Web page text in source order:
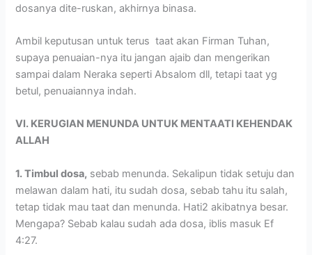
dosanya dite-ruskan, akhirnya binasa.
Ambil keputusan untuk terus taat akan Firman Tuhan,
supaya penuaian-nya itu jangan ajaib dan mengerikan
sampai dalam Neraka seperti Absalom dll, tetapi taat yg
betul, penuaiannya indah.
VI. KERUGIAN MENUNDA UNTUK MENTAATI KEHENDAK
ALLAH
1. Timbul dosa, sebab menunda. Sekalipun tidak setuju dan
melawan dalam hati, itu sudah dosa, sebab tahu itu salah,
tetap tidak mau taat dan menunda. Hati2 akibatnya besar.
Mengapa? Sebab kalau sudah ada dosa, iblis masuk Ef
4:27.